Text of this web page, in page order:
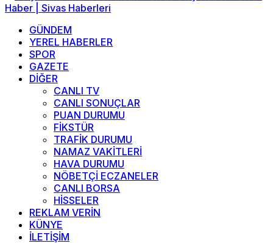
GÜNDEM
YEREL HABERLER
SPOR
GAZETE
DİĞER
CANLI TV
CANLI SONUÇLAR
PUAN DURUMU
FİKSTÜR
TRAFİK DURUMU
NAMAZ VAKİTLERİ
HAVA DURUMU
NÖBETÇİ ECZANELER
CANLI BORSA
HİSSELER
REKLAM VERİN
KÜNYE
İLETİŞİM